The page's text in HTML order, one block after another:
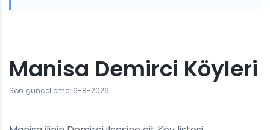
Manisa Demirci Köyleri
Son güncelleme: 6-8-2026